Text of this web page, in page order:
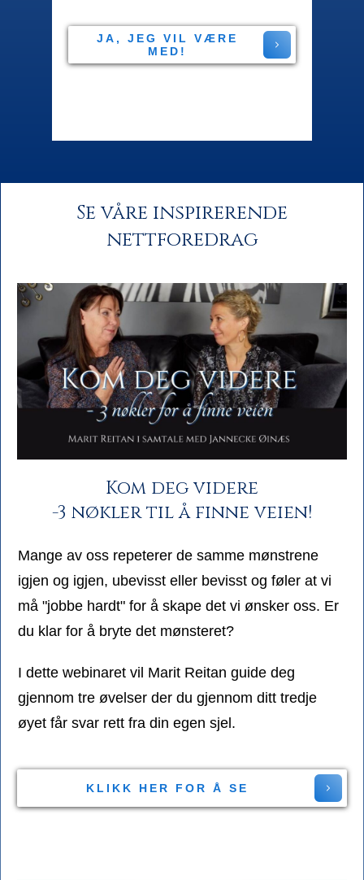
JA, JEG VIL VÆRE
MED!
Se våre inspirerende
nettforedrag
Kom deg videre
-3 nøkler til å finne veien!
Mange av oss repeterer de samme mønstrene
igjen og igjen, ubevisst eller bevisst og føler at vi
må "jobbe hardt" for å skape det vi ønsker oss. Er
du klar for å bryte det mønsteret?
I dette webinaret vil Marit Reitan guide deg
gjennom tre øvelser der du gjennom ditt tredje
øyet får svar rett fra din egen sjel.
KLIKK HER FOR Å SE